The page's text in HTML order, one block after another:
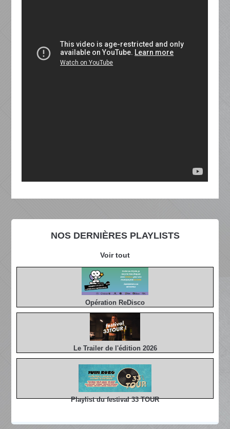
NOS DERNIÈRES PLAYLISTS
Voir tout
Opération ReDisco
Le Trailer de l'édition 2026
Playlist du festival 33 TOUR